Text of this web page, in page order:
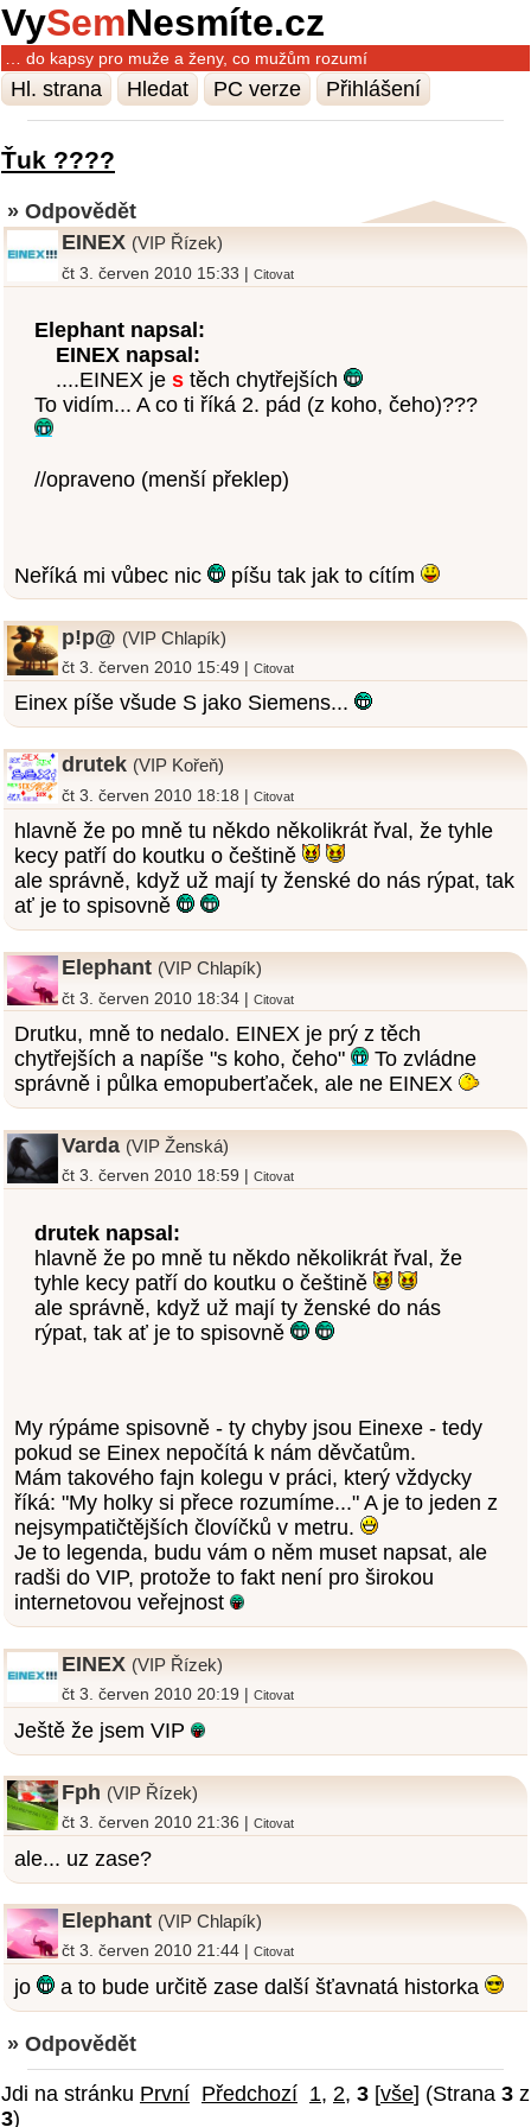
VySemNesmíte.cz
… do kapsy pro muže a ženy, co mužům rozumí
Hl. strana Hledat PC verze Přihlášení
Ťuk ????
» Odpovědět
EINEX (VIP Řízek)
čt 3. červen 2010 15:33 |Citovat
Elephant napsal:
EINEX napsal:
....EINEX je stěch chytřejších
To vidím... A co ti říká 2. pád (z koho, čeho)???
//opraveno (menší překlep)
Neříká mi vůbec nic píšu tak jak to cítím
p!p@ (VIP Chlapík)
čt 3. červen 2010 15:49 |Citovat
Einex píše všude S jako Siemens...
drutek (VIP Kořeň)
čt 3. červen 2010 18:18 |Citovat
hlavně že po mně tu někdo několikrát řval, že tyhle
kecy patří do koutku o češtině
ale správně, když už mají ty ženské do nás rýpat, tak
ať je to spisovně
Elephant (VIP Chlapík)
čt 3. červen 2010 18:34 |Citovat
Drutku, mně to nedalo. EINEX je prý z těch
chytřejších a napíše "s koho, čeho"
To zvládne
správně i půlka emopuberťaček, ale ne EINEX
Varda (VIP Ženská)
čt 3. červen 2010 18:59 |Citovat
drutek napsal:
hlavně že po mně tu někdo několikrát řval, že
tyhle kecy patří do koutku o češtině
ale správně, když už mají ty ženské do nás
rýpat, tak ať je to spisovně
My rýpáme spisovně - ty chyby jsou Einexe - tedy
pokud se Einex nepočítá k nám děvčatům.
Mám takového fajn kolegu v práci, který vždycky
říká: "My holky si přece rozumíme..." A je to jeden z
nejsympatičtějších človíčků v metru.
Je to legenda, budu vám o něm muset napsat, ale
radši do VIP, protože to fakt není pro širokou
internetovou veřejnost
EINEX (VIP Řízek)
čt 3. červen 2010 20:19 |Citovat
Ještě že jsem VIP
Fph (VIP Řízek)
čt 3. červen 2010 21:36 |Citovat
ale... uz zase?
Elephant (VIP Chlapík)
čt 3. červen 2010 21:44 |Citovat
jo a to bude určitě zase další šťavnatá historka
» Odpovědět
Jdi na stránku První Předchozí 1, 2, 3 [vše] (Strana 3 z
3)